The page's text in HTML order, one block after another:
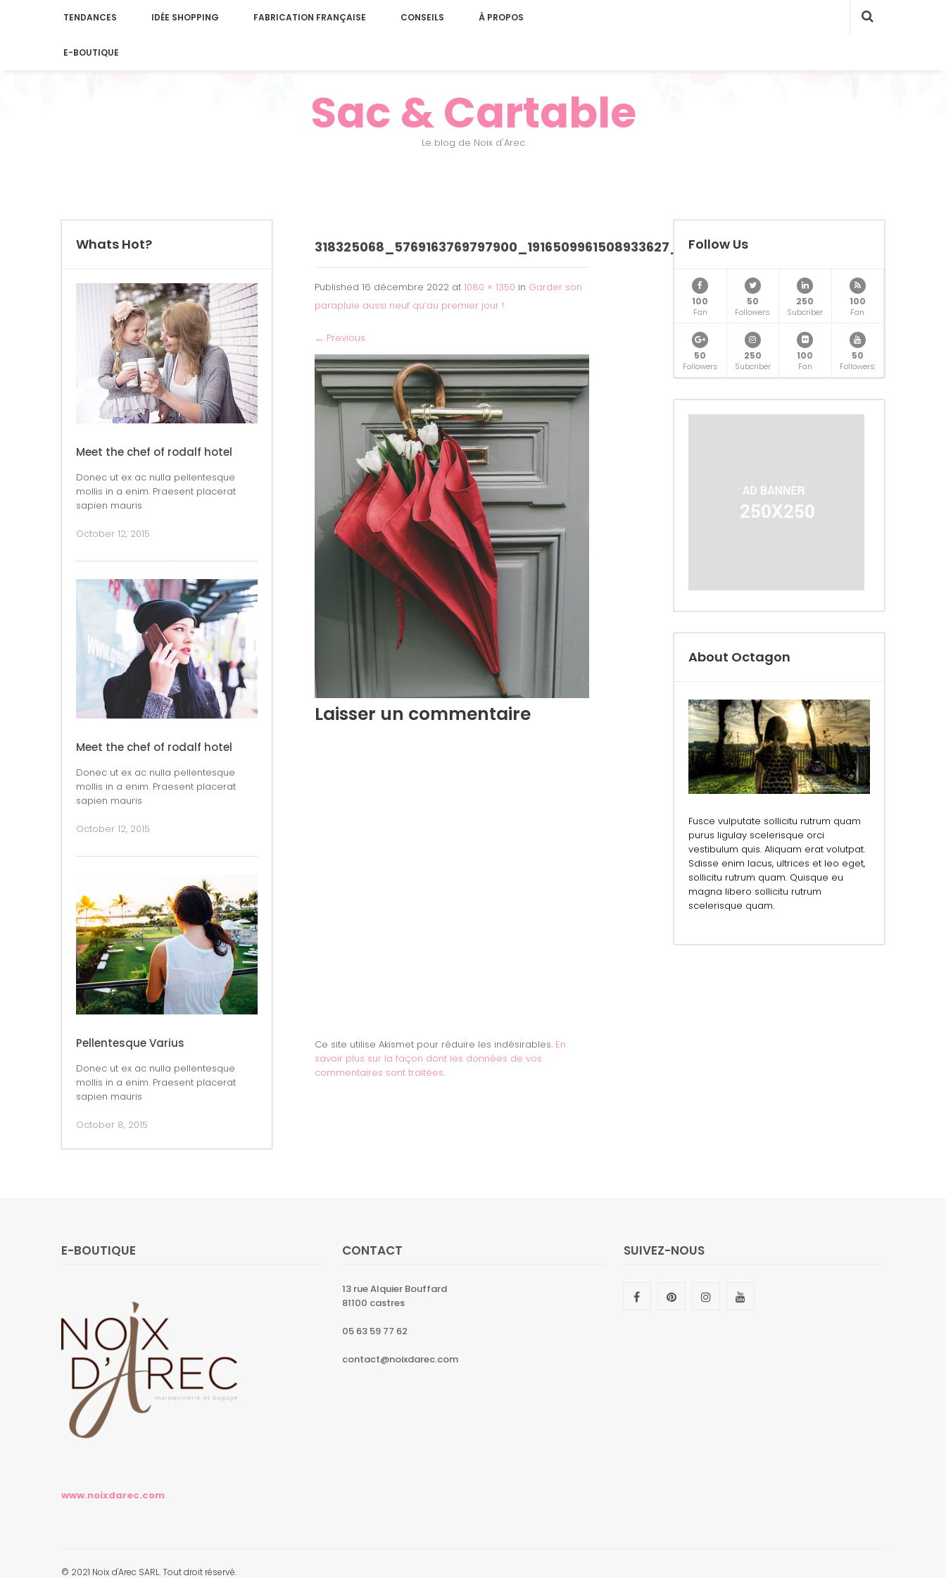
TENDANCES IDÉE SHOPPING FABRICATION FRANÇAISE CONSEILS À PROPOS
E-BOUTIQUE
Sac & Cartable
Le blog de Noix d'Arec
Whats Hot?
Meet the chef of rodalf hotel
Donec ut ex ac nulla pellentesque
mollis in a enim. Praesent placerat
sapien mauris
October 12, 2015
Meet the chef of rodalf hotel
Donec ut ex ac nulla pellentesque
mollis in a enim. Praesent placerat
sapien mauris
October 12, 2015
Pellentesque Varius
Donec ut ex ac nulla pellentesque
mollis in a enim. Praesent placerat
sapien mauris
October 8, 2015
318325068_5769163769797900_1916509961508933627_N
Published 16 décembre 2022 at 1080 × 1350 in Garder son
parapluie aussi neuf qu’au premier jour !
← Previous
Laisser un commentaire
Ce site utilise Akismet pour réduire les indésirables. En
savoir plus sur la façon dont les données de vos
commentaires sont traitées.
Follow Us
100
Fan
50
Followers
250
Subcriber
100
Fan
50
Followers
250
Subcriber
100
Fan
50
Followers
About Octagon
Fusce vulputate sollicitu rutrum quam
purus ligulay scelerisque orci
vestibulum quis. Aliquam erat volutpat.
Sdisse enim lacus, ultrices et leo eget,
sollicitu rutrum quam. Quisque eu
magna libero sollicitu rutrum
scelerisque quam.
E-BOUTIQUE
www.noixdarec.com
CONTACT
13 rue Alquier Bouffard
81100 castres
05 63 59 77 62
contact@noixdarec.com
SUIVEZ-NOUS
© 2021 Noix d'Arec SARL. Tout droit réservé.